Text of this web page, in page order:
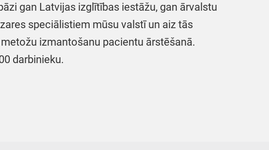
gan Latvijas izglītības iestāžu, gan ārvalstu
speciālistiem mūsu valstī un aiz tās
izmantošanu pacientu ārstēšanā.
darbinieku.